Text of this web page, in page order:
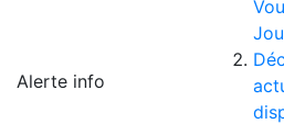
Alerte info